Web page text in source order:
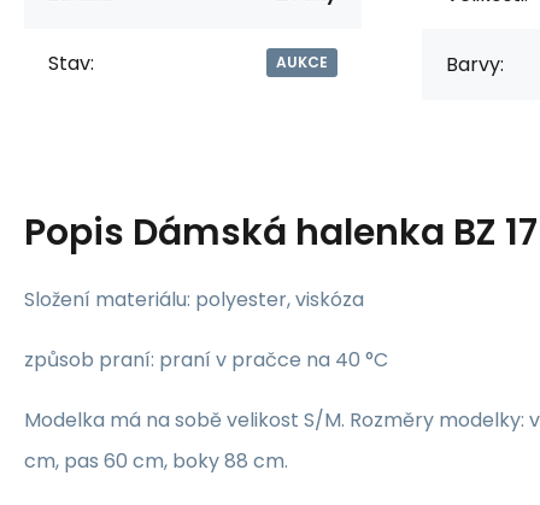
Stav: AUKCE Barvy:
Popis Dámská halenka BZ
Složení materiálu: polyester, viskóza
způsob praní: praní v pračce na 40 °C
Modelka má na sobě velikost S/M. Rozměry modelky:
cm, pas 60 cm, boky 88 cm.